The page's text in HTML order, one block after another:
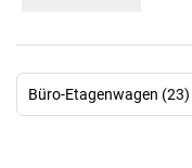
Büro-Etagenwagen (23)